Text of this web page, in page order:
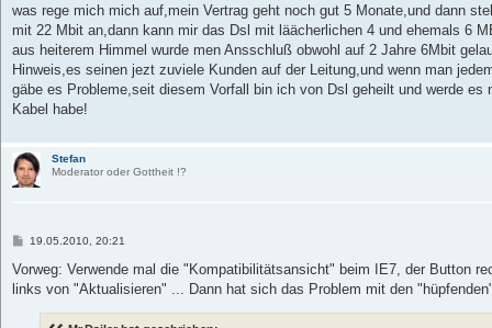
was rege mich mich auf,mein Vertrag geht noch gut 5 Monate,und dann
mit 22 Mbit an,dann kann mir das Dsl mit läächerlichen 4 und ehemals 6
aus heiterem Himmel wurde men Ansschluß obwohl auf 2 Jahre 6Mbit
Hinweis,es seinen jezt zuviele Kunden auf der Leitung,und wenn man
gäbe es Probleme,seit diesem Vorfall bin ich von Dsl geheilt und werde es
Kabel habe!
Stefan
Moderator oder Gottheit !?
B
i
r
19.05.2010, 20:21
Vorweg: Verwende mal die "Kompatibilitätsansicht" beim IE7, der Button
links von "Aktualisieren" ... Dann hat sich das Problem mit den